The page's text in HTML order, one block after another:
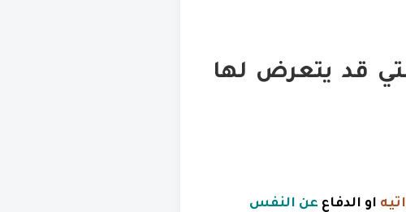
قد يتعرض لها
او الدفاع عن النفس